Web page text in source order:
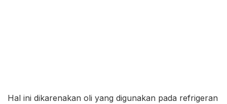
Hal ini dikarenakan oli yang digunakan pada refrigeran